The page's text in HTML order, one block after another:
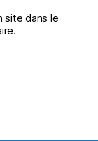
site dans le